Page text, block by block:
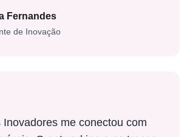
Fernandes
de Inovação
Inovadores me conectou com